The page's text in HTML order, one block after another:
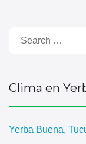
Clima en
Yerba Buena,